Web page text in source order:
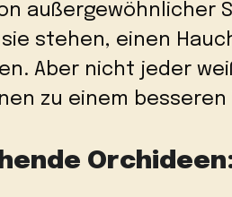
außergewöhnlicher
stehen, einen
Aber nicht jeder
zu einem